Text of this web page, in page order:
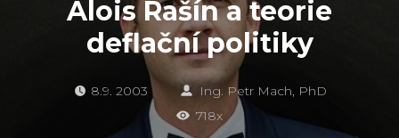
Alois Rašín a teorie
deflační politiky
8.9. 2003
Ing. Petr Mach, PhD
718x